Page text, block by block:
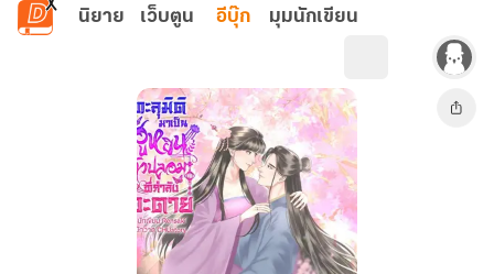
ข้ามไปยังเนื้อหาหลัก
นิยาย เว็บตูน อีบุ๊ก มุมนักเขียน